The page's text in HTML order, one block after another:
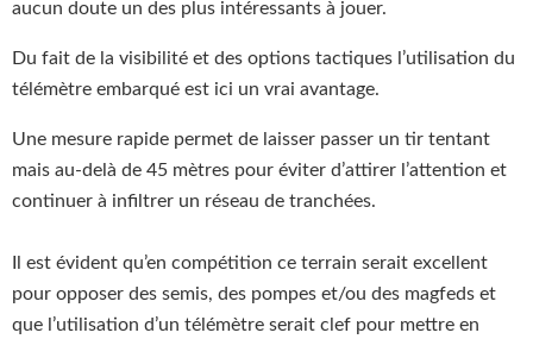
aucun doute un des plus intéressants à jouer.
Du fait de la visibilité et des options tactiques l’utilisation du
télémètre embarqué est ici un vrai avantage.
Une mesure rapide permet de laisser passer un tir tentant
mais au-delà de 45 mètres pour éviter d’attirer l’attention et
continuer à infiltrer un réseau de tranchées.
Il est évident qu’en compétition ce terrain serait excellent
pour opposer des semis, des pompes et/ou des magfeds et
que l’utilisation d’un télémètre serait clef pour mettre en